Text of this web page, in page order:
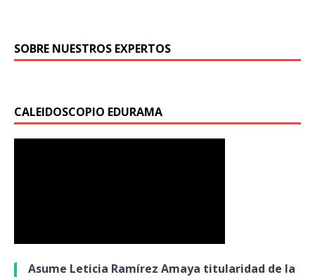
SOBRE NUESTROS EXPERTOS
CALEIDOSCOPIO EDURAMA
Asume Leticia Ramírez Amaya titularidad de la